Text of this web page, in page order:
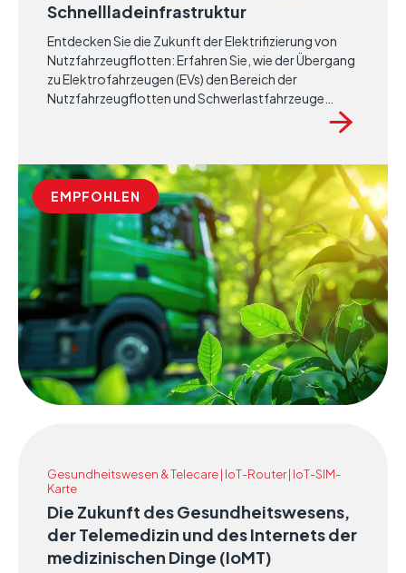
EMPFOHLEN
Schnellladeinfrastruktur
Entdecken Sie die Zukunft der Elektrifizierung von
Nutzfahrzeugflotten: Erfahren Sie, wie der Übergang
zu Elektrofahrzeugen (EVs) den Bereich der
Nutzfahrzeugflotten und Schwerlastfahrzeuge
(HGV) verändert. Unser umfassendes Whitepaper
um Nachhaltigkeitsziele und Netto-Null-Ziele zu
erreichen.
Gesundheitswesen & Telecare | IoT-Router | IoT-SIM-
Karte
Die Zukunft des Gesundheitswesens,
der Telemedizin und des Internets der
medizinischen Dinge (IoMT)